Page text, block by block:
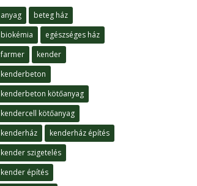
anyag
beteg ház
biokémia
egészséges ház
farmer
kender
kenderbeton
kenderbeton kötőanyag
kendercell kötőanyag
kenderház
kenderház építés
kender szigetelés
kender építés